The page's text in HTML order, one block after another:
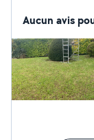
Aucun avis